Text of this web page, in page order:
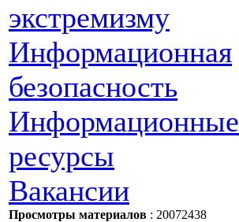
экстремизму
Информационная
безопасность
Информационные
ресурсы
Вакансии
Просмотры материалов : 20072438